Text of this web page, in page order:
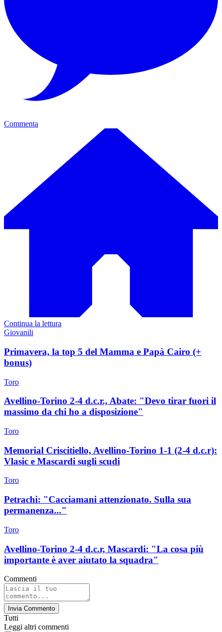
Commenta
Continua la lettura
Giovanili
Primavera, la top 5 del Mamma e Papà Cairo (+
bonus)
Toro
Avellino-Torino 2-4 d.c.r., Abate: "Devo tirar fuori il
massimo da chi ho a disposizione"
Toro
Memorial Criscitiello, Avellino-Torino 1-1 (2-4 d.c.r):
Vlasic e Mascardi sugli scudi
Toro
Petrachi: "Cacciamani attenzionato. Sulla sua
permanenza..."
Toro
Avellino-Torino 2-4 d.c.r, Mascardi: "La cosa più
importante è aver aiutato la squadra"
Commenti
Invia Commento
Tutti
Leggi altri commenti